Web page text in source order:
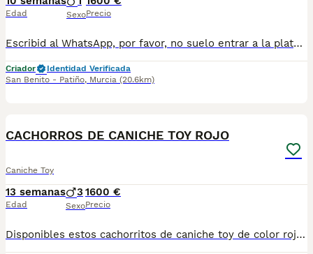
Edad SexoPrecio
Escribid al WhatsApp, por favor, no suelo entrar a la plataforma para leer los mensajes. 697696207. Precioso cachorrito caniche, se entrega vacunado, desparasitado, con chip, cartilla sanitaria y contrato de garantía.
Criador
Identidad Verificada
San Benito - Patiño, Murcia (20.6km)
CACHORROS DE CANICHE TOY ROJO
Caniche Toy
13 semanas
Edad
3
Sexo
1600 €
Precio
Disponibles estos cachorritos de caniche toy de color rojo, son una monada y están deseando irse a un hogar si quieres que sea el tuyo contacta con nosotros